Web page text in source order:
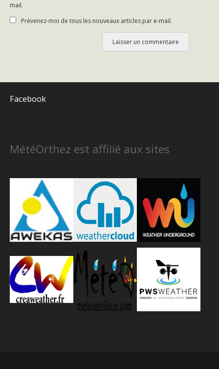
mail.
Prévenez-moi de tous les nouveaux articles par e-mail.
Facebook
MétéOrthez est affilié aux sites